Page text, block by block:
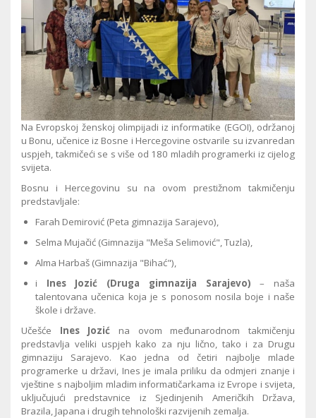
Na Evropskoj ženskoj olimpijadi iz informatike (EGOI), održanoj
u Bonu, učenice iz Bosne i Hercegovine ostvarile su izvanredan
uspjeh, takmičeći se s više od 180 mladih programerki iz cijelog
svijeta.
Bosnu i Hercegovinu su na ovom prestižnom takmičenju
predstavljale:
Farah Demirović (Peta gimnazija Sarajevo),
Selma Mujačić (Gimnazija "Meša Selimović", Tuzla),
Alma Harbaš (Gimnazija "Bihać"),
i Ines Jozić (Druga gimnazija Sarajevo) – naša
talentovana učenica koja je s ponosom nosila boje i naše
škole i države.
Učešće Ines Jozić na ovom međunarodnom takmičenju
predstavlja veliki uspjeh kako za nju lično, tako i za Drugu
gimnaziju Sarajevo. Kao jedna od četiri najbolje mlade
programerke u državi, Ines je imala priliku da odmjeri znanje i
vještine s najboljim mladim informatičarkama iz Evrope i svijeta,
uključujući predstavnice iz Sjedinjenih Američkih Država,
Brazila, Japana i drugih tehnološki razvijenih zemalja.